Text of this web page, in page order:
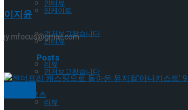
인터뷰
먼저보고왔습니다
리뷰
스포츠
앙케이트
인터뷰
먼저보고왔습니다
리뷰
이지윤
jy.mfocus@gmail.com
Posts